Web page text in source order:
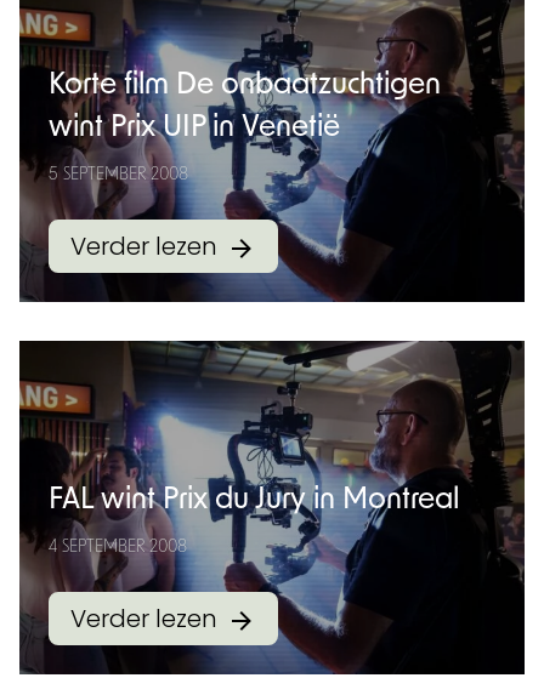
Korte film De onbaatzuchtigen
wint Prix UIP in Venetië
5 SEPTEMBER 2008
Verder lezen
FAL wint Prix du Jury in Montreal
4 SEPTEMBER 2008
Verder lezen